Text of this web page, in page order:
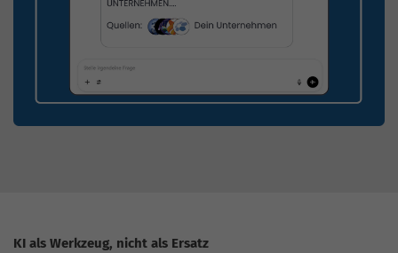
KI als Werkzeug, nicht als Ersatz